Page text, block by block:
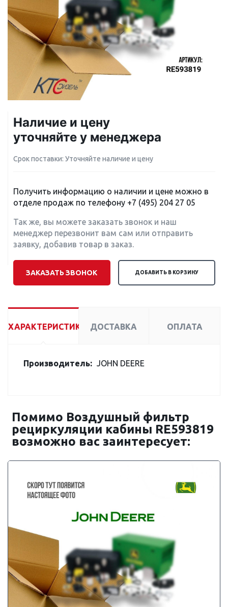
Наличие и цену
уточняйте у менеджера
Срок поставки: Уточняйте наличие и цену
Получить информацию о наличии и цене можно в
отделе продаж по телефону +7 (495) 204 27 05
Так же, вы можете заказать звонок и наш
менеджер перезвонит вам сам или отправить
заявку, добавив товар в заказ.
ЗАКАЗАТЬ ЗВОНОК ДОБАВИТЬ В КОРЗИНУ
ХАРАКТЕРИСТИКИ ДОСТАВКА ОПЛАТА
Производитель: JOHN DEERE
Помимо Воздушный фильтр
рециркуляции кабины RE593819
возможно вас заинтересует: